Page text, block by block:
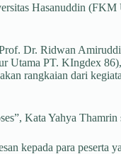
Hasanuddin
Dr. Ridwan
Utama PT. KIngdex
rangkaian dari
Kata Yahya
kepada para